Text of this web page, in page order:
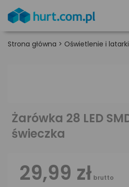
Strona główna > Oświetlenie i latarki
Żarówka 28 LED
świeczka
29,99 zł brutto